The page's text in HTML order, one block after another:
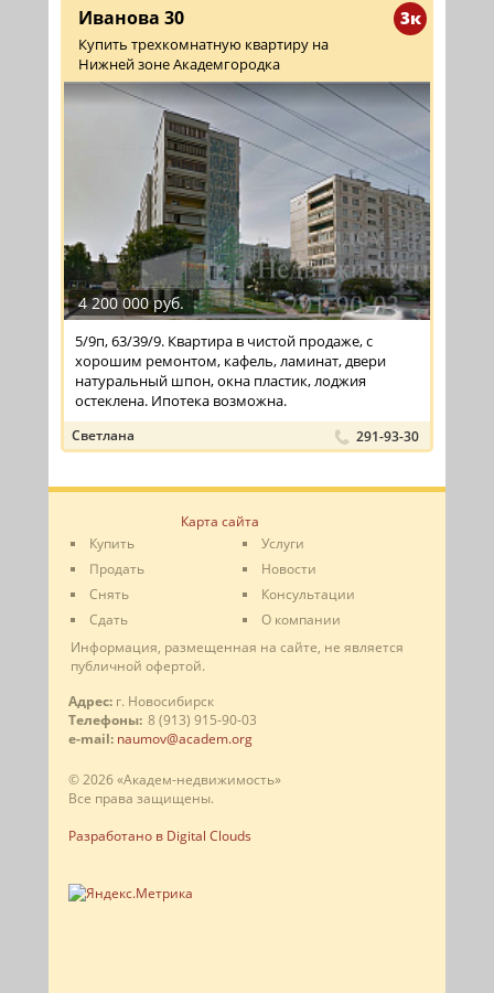
3к
Иванова 30
Купить трехкомнатную квартиру на
Нижней зоне Академгородка
4 200 000 руб.
5/9п, 63/39/9. Квартира в чистой продаже, с
хорошим ремонтом, кафель, ламинат, двери
натуральный шпон, окна пластик, лоджия
остеклена. Ипотека возможна.
Светлана 291-93-30
Карта сайта
Купить
Продать
Снять
Сдать
Услуги
Новости
Консультации
О компании
Информация, размещенная на сайте, не является
публичной офертой.
Адрес: г. Новосибирск
Телефоны: 8 (913) 915-90-03
e-mail: naumov@academ.org
© 2026 «Академ-недвижимость»
Все права защищены.
Разработано в Digital Clouds